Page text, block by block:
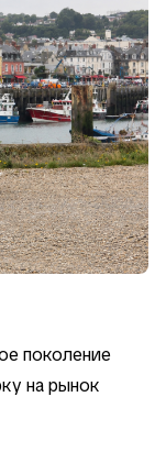
поколение
на рынок